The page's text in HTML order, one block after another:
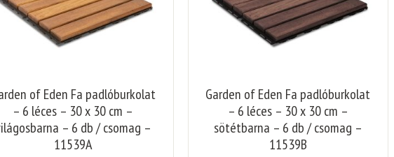
of Eden Fa padlóburkolat
– 6 léces – 30 x 30 cm –
– 6 db / csomag –
11539A
Garden of Eden Fa padlóburkolat
– 6 léces – 30 x 30 cm –
sötétbarna – 6 db / csomag –
11539B